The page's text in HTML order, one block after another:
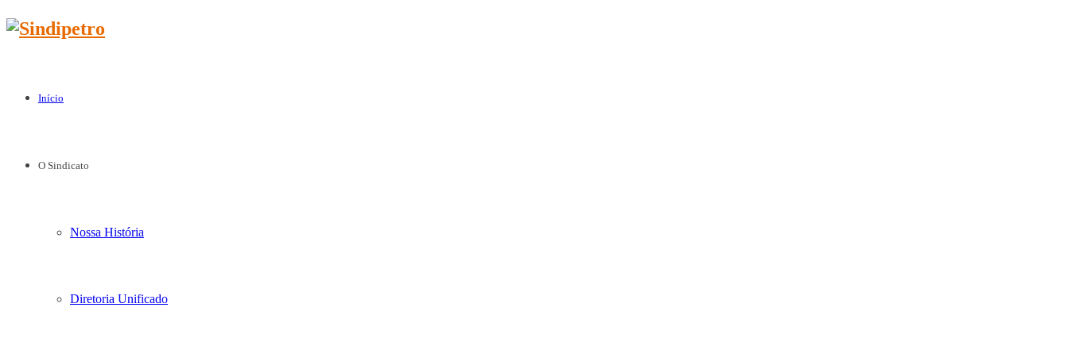
Início
O Sindicato
Nossa História
Diretoria Unificado